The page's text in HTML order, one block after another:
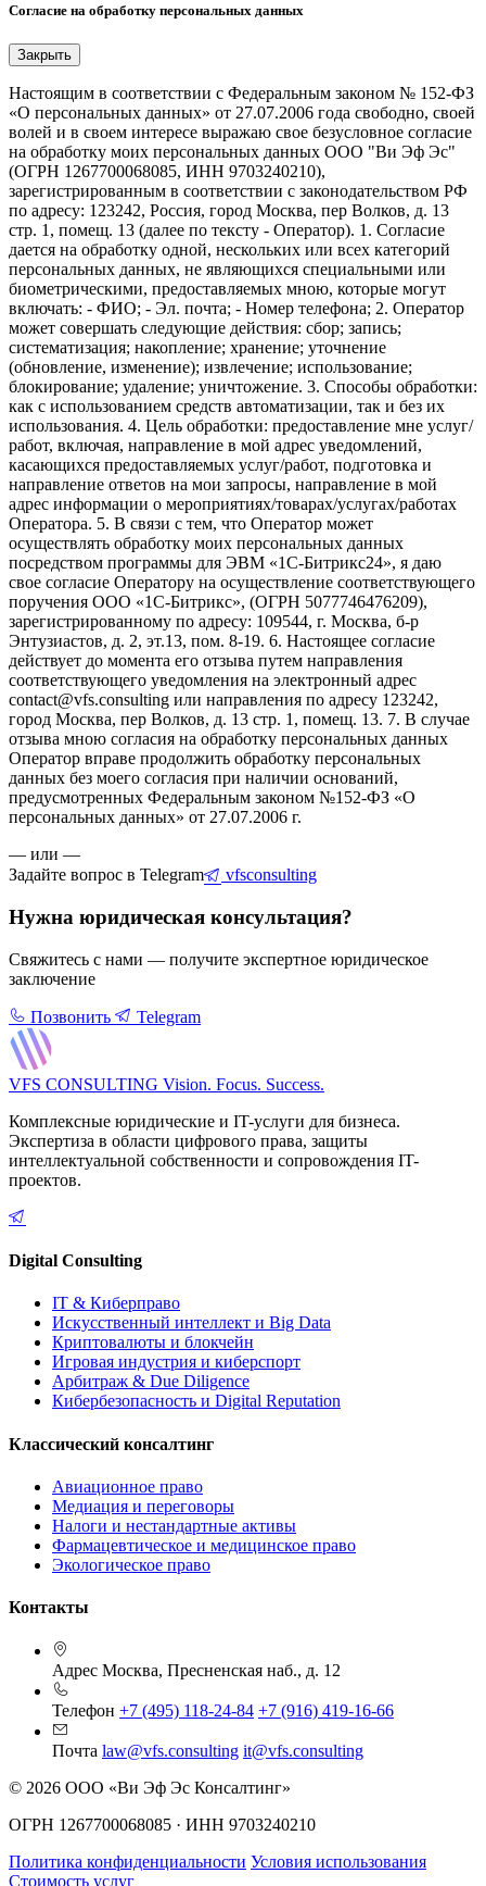
Согласие на обработку персональных данных
Закрыть
Настоящим в соответствии с Федеральным законом № 152-ФЗ
«О персональных данных» от 27.07.2006 года свободно, своей
волей и в своем интересе выражаю свое безусловное согласие
на обработку моих персональных данных ООО "Ви Эф Эс"
(ОГРН 1267700068085, ИНН 9703240210),
зарегистрированным в соответствии с законодательством РФ
по адресу: 123242, Россия, город Москва, пер Волков, д. 13
стр. 1, помещ. 13 (далее по тексту - Оператор). 1. Согласие
дается на обработку одной, нескольких или всех категорий
персональных данных, не являющихся специальными или
биометрическими, предоставляемых мною, которые могут
включать: - ФИО; - Эл. почта; - Номер телефона; 2. Оператор
может совершать следующие действия: сбор; запись;
систематизация; накопление; хранение; уточнение
(обновление, изменение); извлечение; использование;
блокирование; удаление; уничтожение. 3. Способы обработки:
как с использованием средств автоматизации, так и без их
использования. 4. Цель обработки: предоставление мне услуг/
работ, включая, направление в мой адрес уведомлений,
касающихся предоставляемых услуг/работ, подготовка и
направление ответов на мои запросы, направление в мой
адрес информации о мероприятиях/товарах/услугах/работах
Оператора. 5. В связи с тем, что Оператор может
осуществлять обработку моих персональных данных
посредством программы для ЭВМ «1С-Битрикс24», я даю
свое согласие Оператору на осуществление соответствующего
поручения ООО «1С-Битрикс», (ОГРН 5077746476209),
зарегистрированному по адресу: 109544, г. Москва, б-р
Энтузиастов, д. 2, эт.13, пом. 8-19. 6. Настоящее согласие
действует до момента его отзыва путем направления
соответствующего уведомления на электронный адрес
contact@vfs.consulting или направления по адресу 123242,
город Москва, пер Волков, д. 13 стр. 1, помещ. 13. 7. В случае
отзыва мною согласия на обработку персональных данных
Оператор вправе продолжить обработку персональных
данных без моего согласия при наличии оснований,
предусмотренных Федеральным законом №152-ФЗ «О
персональных данных» от 27.07.2006 г.
— или —
Задайте вопрос в Telegram
vfsconsulting
Нужна юридическая консультация?
Свяжитесь с нами — получите экспертное юридическое
заключение
Позвонить Telegram
VFS CONSULTING Vision. Focus. Success.
Комплексные юридические и IT-услуги для бизнеса.
Экспертиза в области цифрового права, защиты
интеллектуальной собственности и сопровождения IT-
проектов.
Digital Consulting
IT & Киберправо
Искусственный интеллект и Big Data
Криптовалюты и блокчейн
Игровая индустрия и киберспорт
Арбитраж & Due Diligence
Кибербезопасность и Digital Reputation
Классический консалтинг
Авиационное право
Медиация и переговоры
Налоги и нестандартные активы
Фармацевтическое и медицинское право
Экологическое право
Контакты
Адрес Москва, Пресненская наб., д. 12
Телефон +7 (495) 118-24-84 +7 (916) 419-16-66
Почта law@vfs.consulting it@vfs.consulting
© 2026 ООО «Ви Эф Эс Консалтинг»
ОГРН 1267700068085 · ИНН 9703240210
Политика конфиденциальности Условия использования
Стоимость услуг